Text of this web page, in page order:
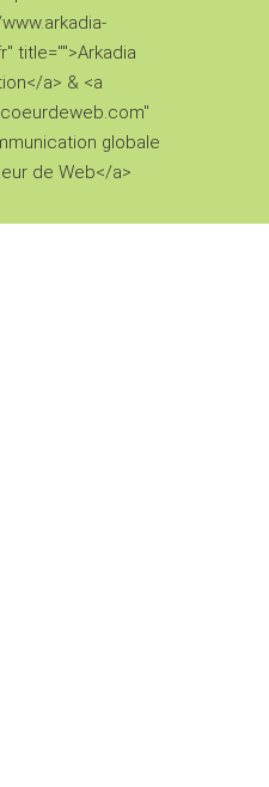
title="">Arkadia
a> & <a
globale
de Web</a>